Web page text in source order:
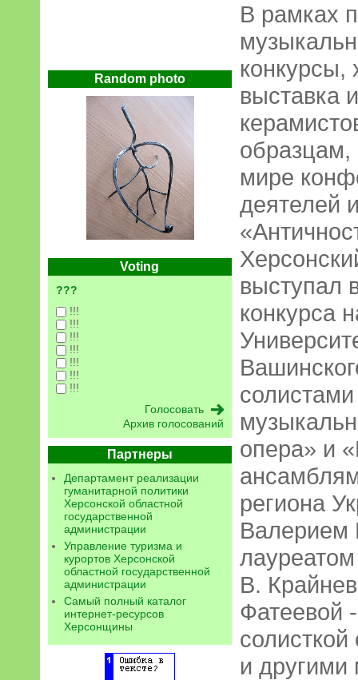
Random photo
Voting
???
!!!
!!!
!!!
!!!
!!!
!!!
!!!
Архив голосований
Партнеры
Департамент реализации
гуманитарной политики
Херсонской областной
государственной
администрации
Управление туризма и
курортов Херсонской
областной государственной
администрации
Самый полный каталог
интернет-ресурсов
Херсонщины
В рамках
конкурсы,
выставка
образцам,
мире
деятелей
выступал
конкурса
опера» и
региона
Валерием
В.
Фатеевой
и